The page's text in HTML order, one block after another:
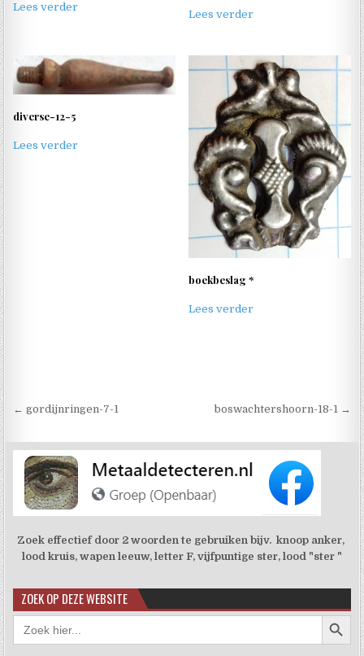
Lees verder
Lees verder
diverse-12-5
Lees verder
boekbeslag *
Lees verder
Berichtnavigatie
← gordijnringen-7-1 boswachtershoorn-18-1 →
Zoek effectief door 2 woorden te gebruiken bijv. knoop anker,
lood kruis, wapen leeuw, letter F, vijfpuntige ster, lood "ster "
ZOEK OP DEZE WEBSITE
Zoek
naar: